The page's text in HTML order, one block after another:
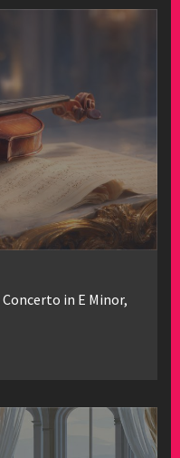
Concerto in E Minor,